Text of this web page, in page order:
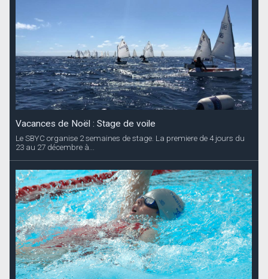
Vacances de Noël : Stage de voile
Le SBYC organise 2 semaines de stage. La premiere de 4 jours du
23 au 27 décembre à...